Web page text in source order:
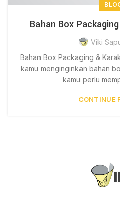
Bahan Box
Viki
Bahan Box Packaging &
kamu menginginkan bahan
kamu perlu
CONTINUE